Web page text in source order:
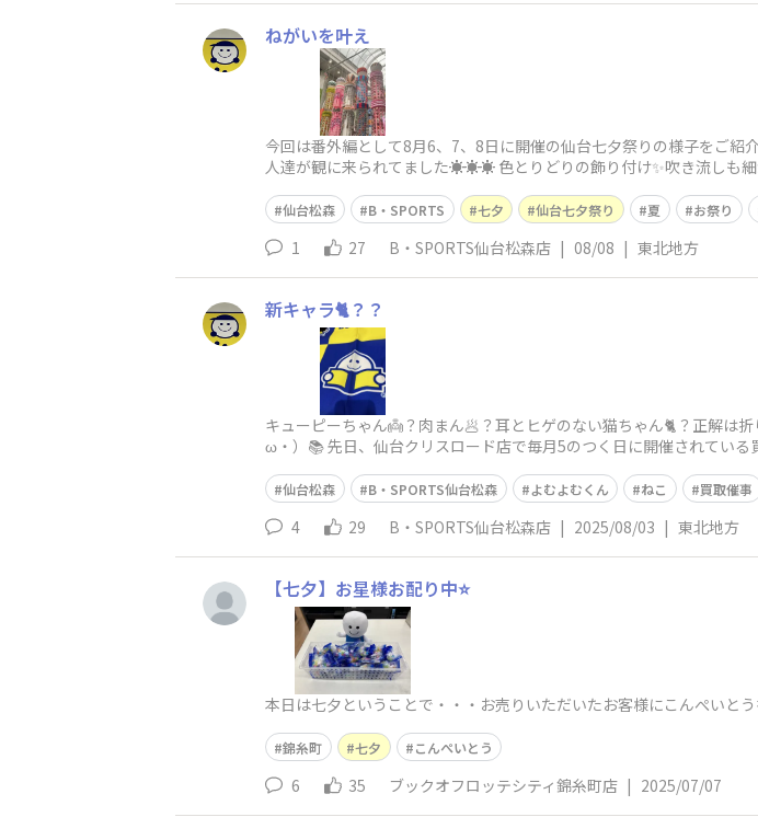
ねがいを叶え
今回は番外編として8月6、7、8日に開催の仙台七夕祭りの様子をご
人達が観に来られてました☀️☀️☀️ 色とりどりの飾り付け✨吹き流しも
仙台松森 B・SPORTS 七夕 仙台七夕祭り 夏 お祭り
1 27 B・SPORTS仙台松森店 | 08/08 | 東北地方
新キャラ🐈？？
キューピーちゃん👼？肉まん🥟？耳とヒゲのない猫ちゃん🐈？正解は
ω・）📚 先日、仙台クリスロード店で毎月5のつく日に開催されてい
仙台松森 B・SPORTS仙台松森 よむよむくん ねこ 買取催事
4 29 B・SPORTS仙台松森店 | 2025/08/03 | 東北地方
【七夕】お星様お配り中⭐️
本日は七夕ということで・・・お売りいただいたお客様にこんぺいと
錦糸町 七夕 こんぺいとう
6 35 ブックオフロッテシティ錦糸町店 | 2025/07/07